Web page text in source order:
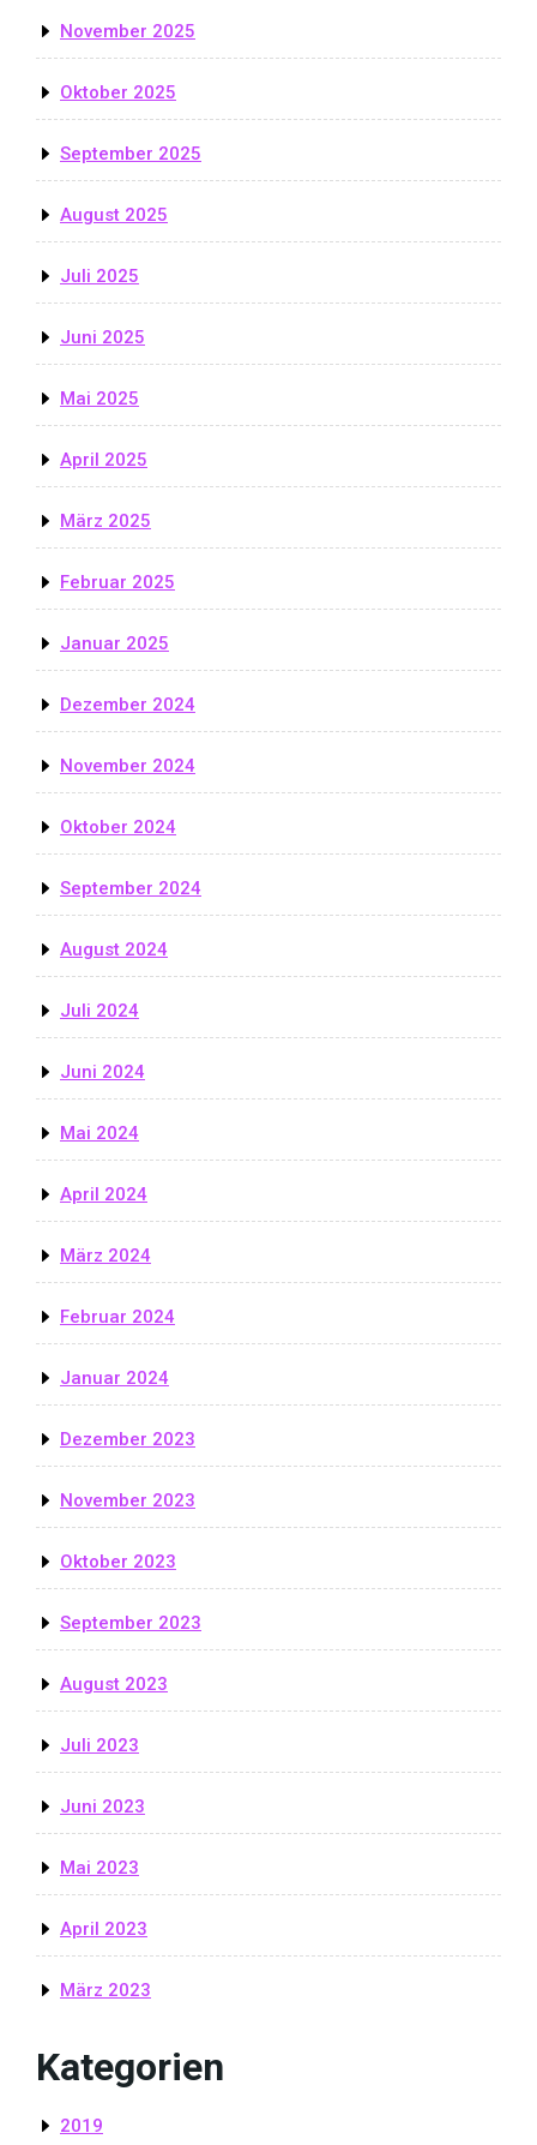
November 2025
Oktober 2025
September 2025
August 2025
Juli 2025
Juni 2025
Mai 2025
April 2025
März 2025
Februar 2025
Januar 2025
Dezember 2024
November 2024
Oktober 2024
September 2024
August 2024
Juli 2024
Juni 2024
Mai 2024
April 2024
März 2024
Februar 2024
Januar 2024
Dezember 2023
November 2023
Oktober 2023
September 2023
August 2023
Juli 2023
Juni 2023
Mai 2023
April 2023
März 2023
Kategorien
2019